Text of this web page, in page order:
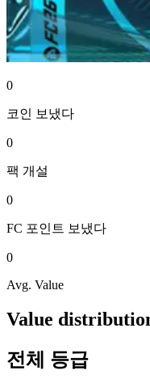
0
코인 보냈다
0
팩 개설
0
FC 포인트 보냈다
0
Avg. Value
Value
전체 등급